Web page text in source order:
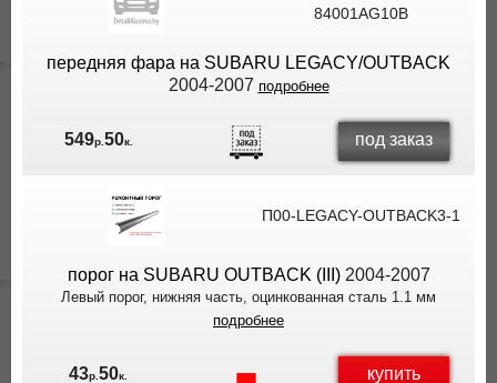
84001AG10B
передняя фара на SUBARU LEGACY/OUTBACK
2004-2007 подробнее
549р. 50к. под заказ
П00-LEGACY-OUTBACK3-1
порог на SUBARU OUTBACK (III)2004-2007
Левый порог, нижняя часть, оцинкованная сталь 1.1 мм
подробнее
43р.50к. купить